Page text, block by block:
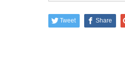
Tweet Share